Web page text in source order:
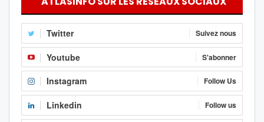
Twitter Suivez nous
Youtube S'abonner
Instagram Follow Us
Linkedin Follow us